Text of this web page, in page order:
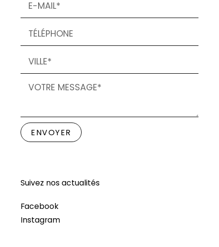
ENVOYER
Suivez nos actualités
Facebook
Instagram